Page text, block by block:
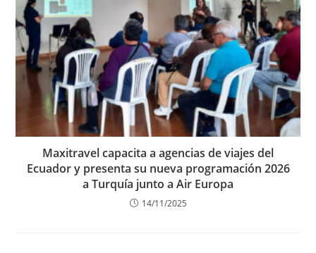
Maxitravel capacita a agencias de viajes del
Ecuador y presenta su nueva programación 2026
a Turquía junto a Air Europa
14/11/2025